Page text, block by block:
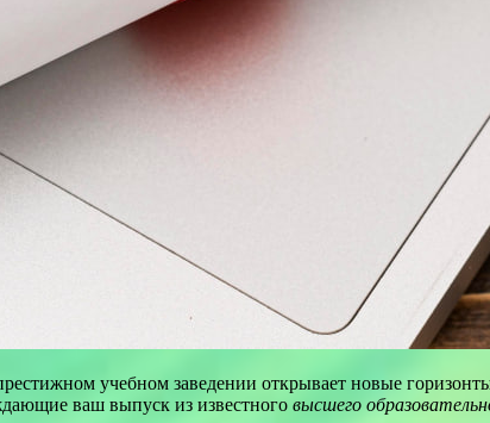
учебном заведении открывает новые
ваш выпуск из известного высшего